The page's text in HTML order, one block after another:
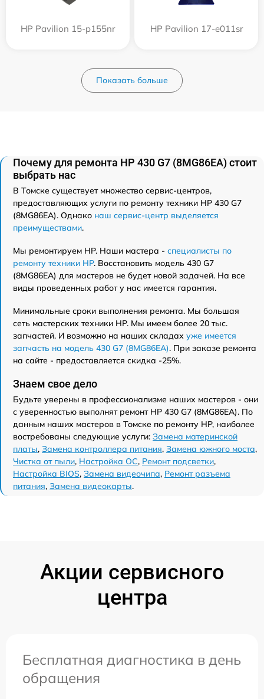
HP Pavilion 15-p155nr HP Pavilion 17-e011sr
Показать больше
Почему для ремонта HP 430 G7 (8MG86EA) стоит
выбрать нас
В Томске существует множество сервис-центров,
предоставляющих услуги по ремонту техники HP 430 G7
(8MG86EA). Однако наш сервис-центр выделяется
преимуществами.
Мы ремонтируем HP. Наши мастера - специалисты по
ремонту техники HP. Восстановить модель 430 G7
(8MG86EA) для мастеров не будет новой задачей. На все
виды проведенных работ у нас имеется гарантия.
Минимальные сроки выполнения ремонта. Мы большая
сеть мастерских техники HP. Мы имеем более 20 тыс.
запчастей. И возможно на наших складах уже имеется
запчасть на модель 430 G7 (8MG86EA). При заказе ремонта
на сайте - предоставляется скидка -25%.
Знаем свое дело
Будьте уверены в профессионализме наших мастеров - они
с уверенностью выполнят ремонт HP 430 G7 (8MG86EA). По
данным наших мастеров в Томске по ремонту HP, наиболее
востребованы следующие услуги: Замена материнской
платы, Замена контроллера питания, Замена южного моста,
Чистка от пыли, Настройка ОС, Ремонт подсветки,
Настройка BIOS, Замена видеочипа, Ремонт разъема
питания, Замена видеокарты.
Акции сервисного
центра
Бесплатная диагностика в день
обращения